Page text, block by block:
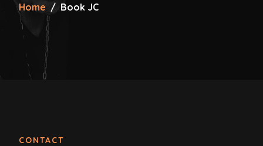
Home Book JC
CONTACT